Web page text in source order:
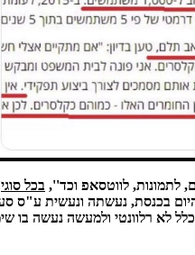
לווטסאפ וכד'',בכל סוגי
נעשתה ונעשית ע"ס סעיף
לא רלוונטי ולמעשה נעשה בו שימוש